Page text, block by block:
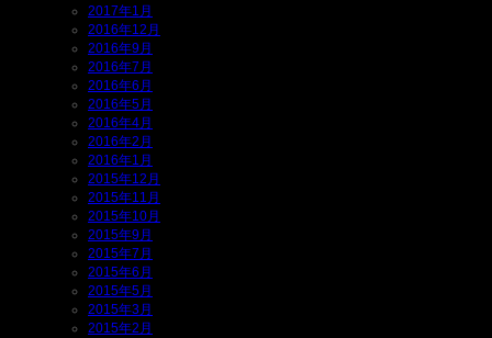
2017年1月
2016年12月
2016年9月
2016年7月
2016年6月
2016年5月
2016年4月
2016年2月
2016年1月
2015年12月
2015年11月
2015年10月
2015年9月
2015年7月
2015年6月
2015年5月
2015年3月
2015年2月